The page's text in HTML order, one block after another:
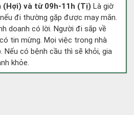
(Hợi) và từ 09h-11h (Tị) Là giờ
đi thường gặp được may mắn.
doanh có lời. Người đi sắp về
tin mừng. Mọi việc trong nhà
Nếu có bệnh cầu thì sẽ khỏi, gia
khỏe.